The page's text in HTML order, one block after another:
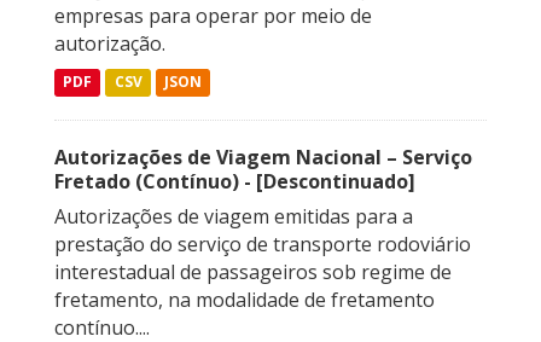
empresas para operar por meio de
autorização.
PDF CSV JSON
Autorizações de Viagem Nacional – Serviço
Fretado (Contínuo) - [Descontinuado]
Autorizações de viagem emitidas para a
prestação do serviço de transporte rodoviário
interestadual de passageiros sob regime de
fretamento, na modalidade de fretamento
contínuo....